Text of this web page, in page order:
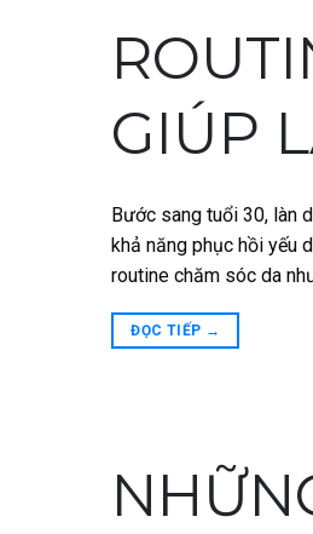
GIÚP
Bước sang tuổi 30, làn
khả năng phục hồi yếu
routine chăm sóc da
ĐỌC TIẾP →